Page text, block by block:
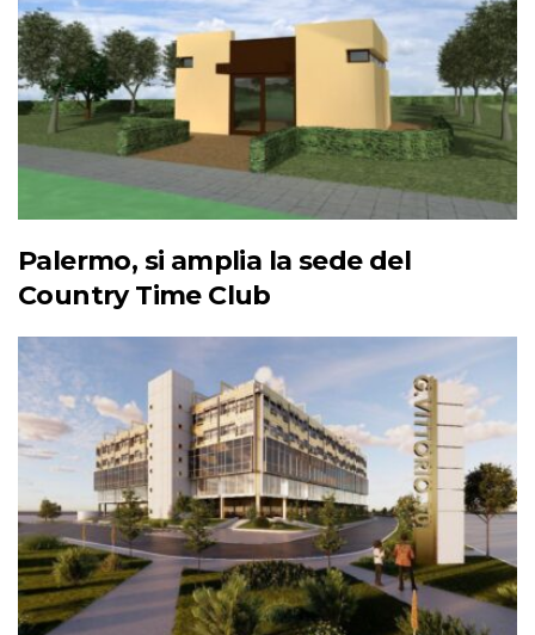
Palermo, si amplia la sede del
Country Time Club